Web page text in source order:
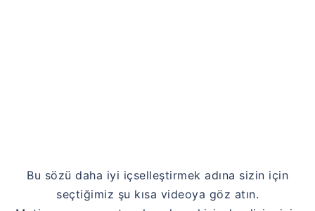
Bu sözü daha iyi içselleştirmek adına sizin için
seçtiğimiz şu kısa videoya göz atın.